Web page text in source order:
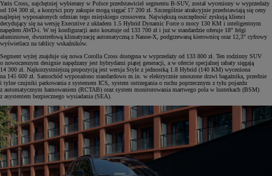
Yaris Cross, najchętniej wybierany w Polsce przedstawiciel segmentu B-SUV, został wyceniony w wyprzedaży
od 104 300 zł, a korzyści przy zakupie mogą sięgać 17 200 zł. Szczególnie atrakcyjnie przedstawiają się ceny
najlepiej wyposażonych odmian tego miejskiego crossovera. Największą oszczędność zyskują klienci
decydujący się na wersję Executive z układem 1.5 Hybrid Dynamic Force o mocy 130 KM i inteligentnym
napędem AWD-i. W tej konfiguracji auto kosztuje od 133 700 zł i już w standardzie oferuje 18" felgi
aluminiowe, dwustrefową klimatyzację automatyczną z Nanoe-X, podgrzewaną kierownicę oraz 12,3" cyfrowy
wyświetlacz na tablicy wskaźników.
Segment wyżej znajduje się nowa Corolla Cross dostępna w wyprzedaży od 133 800 zł. Ten rodzinny SUV
o nowoczesnym designie napędzany jest hybrydami piątej generacji, a w ofercie specjalnej rabaty sięgają
14 300 zł. Najkorzystniejszą propozycją jest wersja Style z jednostką 1.8 Hybrid (140 KM) wyceniona
na 145 600 zł. Samochód wyposażono standardowo m.in. w elektrycznie unoszone drzwi bagażnika, przednie
i tylne czujniki parkowania z systemem ICS, system ostrzegania o ruchu poprzecznym z tyłu pojazdu
z automatycznym hamowaniem (RCTAB) oraz system monitorowania martwego pola w lusterkach (BSM)
z asystentem bezpiecznego wysiadania (SEA).